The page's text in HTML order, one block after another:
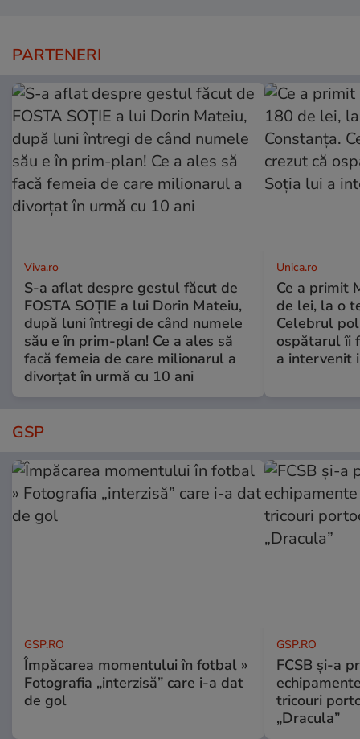
PARTENERI
Viva.ro
S-a aflat despre gestul făcut de
FOSTA SOȚIE a lui Dorin Mateiu,
după luni întregi de când numele
său e în prim-plan! Ce a ales să
facă femeia de care milionarul a
divorțat în urmă cu 10 ani
Unica.ro
Ce a primit
de lei, la o
Celebrul
ospătarul îi
a intervenit
GSP
GSP.RO
Împăcarea momentului în fotbal »
Fotografia „interzisă” care i-a dat
de gol
GSP.RO
FCSB și-a
tricouri
„Dracula”